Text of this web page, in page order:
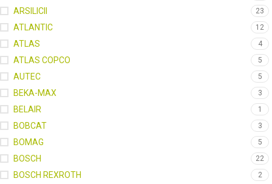
ARSILICII 23
ATLANTIC 12
ATLAS 4
ATLAS COPCO 5
AUTEC 5
BEKA-MAX 3
BELAIR 1
BOBCAT 3
BOMAG 5
BOSCH 22
BOSCH REXROTH 2